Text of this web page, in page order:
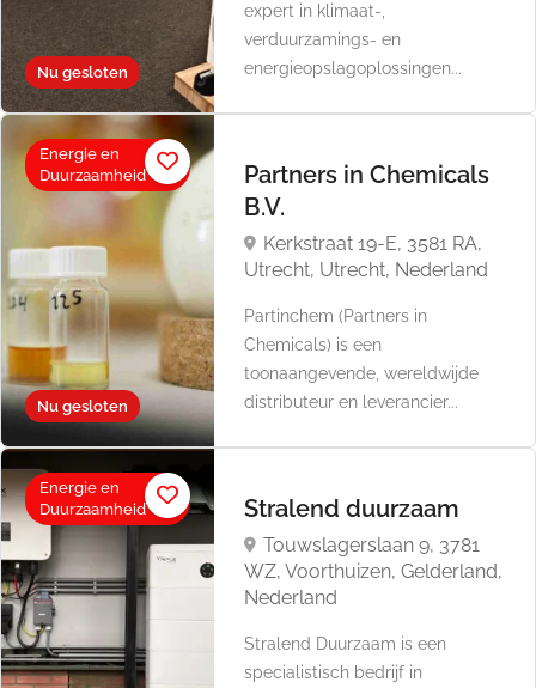
Nu gesloten
expert in klimaat-,
verduurzamings- en
energieopslagoplossingen...
Nu gesloten
Energie en
Duurzaamheid
Partners in Chemicals
B.V.
Kerkstraat 19-E, 3581 RA,
Utrecht, Utrecht, Nederland
Partinchem (Partners in
Chemicals) is een
toonaangevende, wereldwijde
distributeur en leverancier...
Energie en
Duurzaamheid
Stralend duurzaam
Touwslagerslaan 9, 3781
WZ, Voorthuizen, Gelderland,
Nederland
Stralend Duurzaam is een
specialistisch bedrijf in